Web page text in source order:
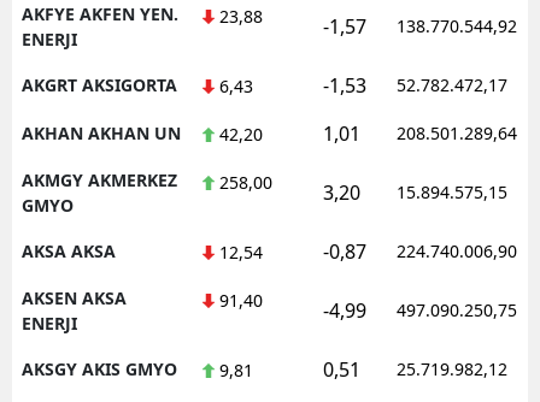
AKFYE AKFEN YEN.
ENERJI
23,88 -1,57 138.770.544,92
AKGRT AKSIGORTA 6,43 -1,53 52.782.472,17
AKHAN AKHAN UN 42,20 1,01 208.501.289,64
AKMGY AKMERKEZ
GMYO
258,00 3,20 15.894.575,15
AKSA AKSA 12,54 -0,87 224.740.006,90
AKSEN AKSA
ENERJI
91,40 -4,99 497.090.250,75
AKSGY AKIS GMYO 9,81 0,51 25.719.982,12